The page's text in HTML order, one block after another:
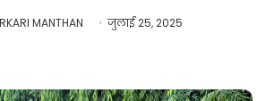
MANTHAN
जुलाई 25, 2025